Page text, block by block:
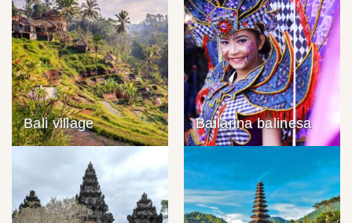
Bali village Bailarina balinesa